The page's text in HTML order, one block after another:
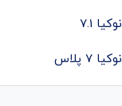
نوکیا 7.1
نوکیا 7 پلاس